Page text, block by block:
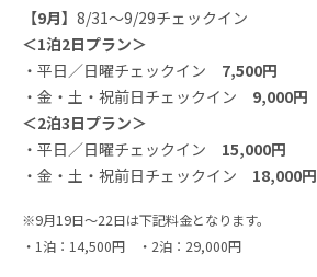
【9月】 8/31～9/29チェックイン
＜1泊2日プラン＞
・平日／日曜チェックイン 7,500円
・金・土・祝前日チェックイン 9,000円
＜2泊3日プラン＞
・平日／日曜チェックイン 15,000円
・金・土・祝前日チェックイン 18,000円
※9月19日～22日は下記料金となります。
・1泊：14,500円 ・2泊：29,000円